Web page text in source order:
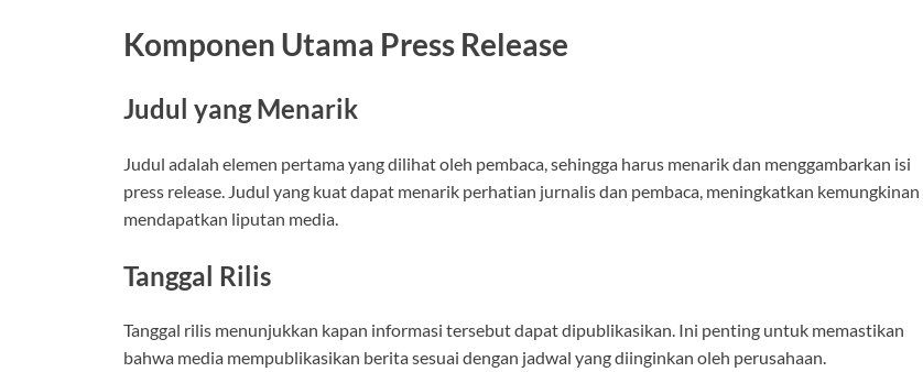
Komponen Utama Press Release
Judul yang Menarik
Judul adalah elemen pertama yang dilihat oleh pembaca, sehingga harus menarik dan menggambarkan isi
press release. Judul yang kuat dapat menarik perhatian jurnalis dan pembaca, meningkatkan kemungkinan
mendapatkan liputan media.
Tanggal Rilis
Tanggal rilis menunjukkan kapan informasi tersebut dapat dipublikasikan. Ini penting untuk memastikan
bahwa media mempublikasikan berita sesuai dengan jadwal yang diinginkan oleh perusahaan.